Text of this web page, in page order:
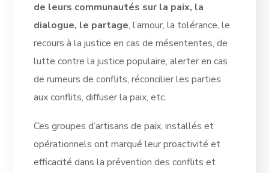
de leurs communautés sur la paix, la
dialogue, le partage, l’amour, la tolérance, le
recours à la justice en cas de mésententes, de
lutte contre la justice populaire, alerter en cas
de rumeurs de conflits, réconcilier les parties
aux conflits, diffuser la paix, etc.
Ces groupes d’artisans de paix, installés et
opérationnels ont marqué leur proactivité et
efficacité dans la prévention des conflits et